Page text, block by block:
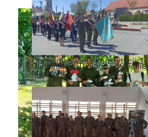
Sukces Kingi na XXXVI
Olimpiadzie Teologii Katolickiej
Obchody Święta Konstytucji 3
Maja w Iłży